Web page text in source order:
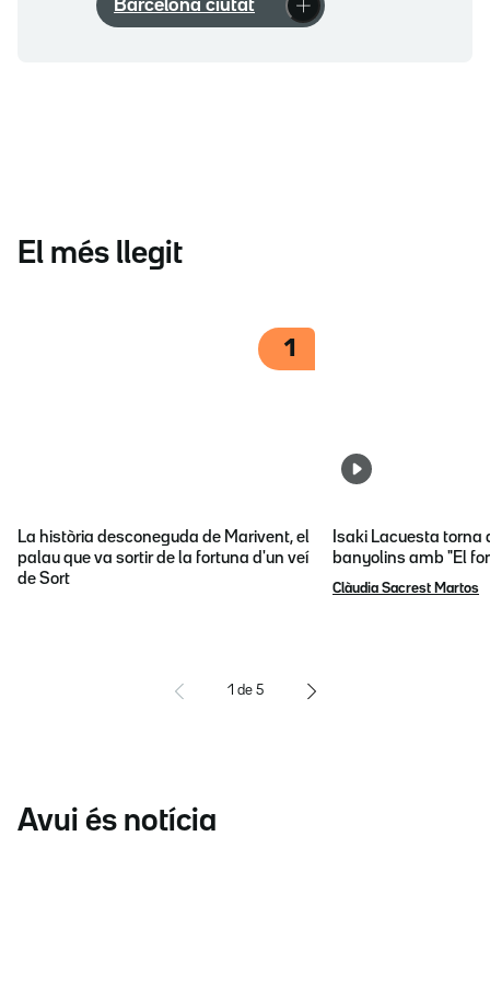
Barcelona ciutat
El més llegit
1
La història desconeguda de Marivent, el
palau que va sortir de la fortuna d'un veí
de Sort
Isaki Lacuesta torna
banyolins amb "El
Clàudia Sacrest Martos
1 de 5
Avui és notícia